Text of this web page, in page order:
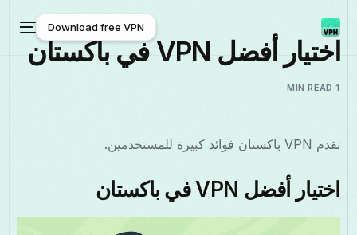
Download free VPN
اختيار أفضل VPN في باكستان
1 MIN READ
تقدم VPN باكستان فوائد كبيرة للمستخدمين.
اختيار أفضل VPN في باكستان